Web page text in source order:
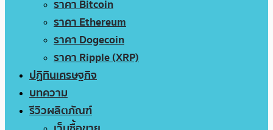
ราคา Bitcoin
ราคา Ethereum
ราคา Dogecoin
ราคา Ripple (XRP)
ปฏิทินเศรษฐกิจ
บทความ
รีวิวผลิตภัณฑ์